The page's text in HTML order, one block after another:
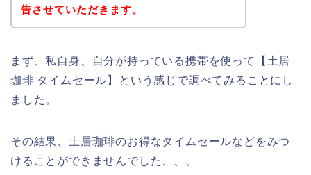
告させていただきます。
まず、私自身、自分が持っている携帯を使って【土居
珈琲 タイムセール】という感じで調べてみることにし
ました。
その結果、土居珈琲のお得なタイムセールなどをみつ
けることができませんでした、、、